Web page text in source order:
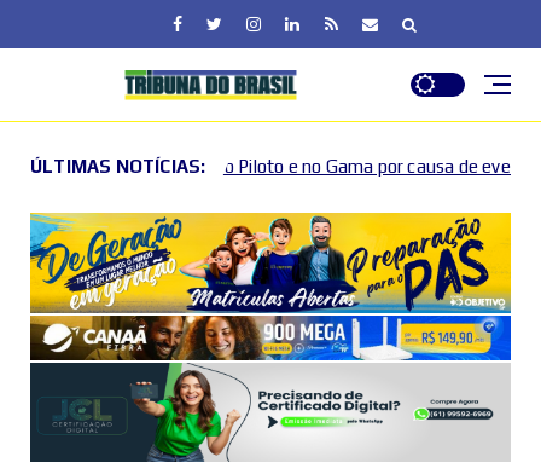
ÚLTIMAS NOTÍCIAS:
e no Gama por causa de eventos esportivos e culturais